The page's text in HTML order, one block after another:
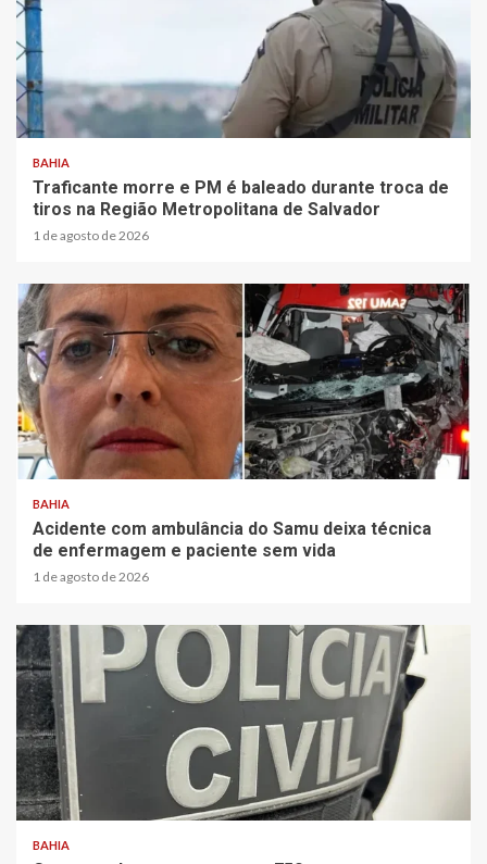
BAHIA
Traficante morre e PM é baleado durante troca de
tiros na Região Metropolitana de Salvador
1 de agosto de 2026
BAHIA
Acidente com ambulância do Samu deixa técnica
de enfermagem e paciente sem vida
1 de agosto de 2026
BAHIA